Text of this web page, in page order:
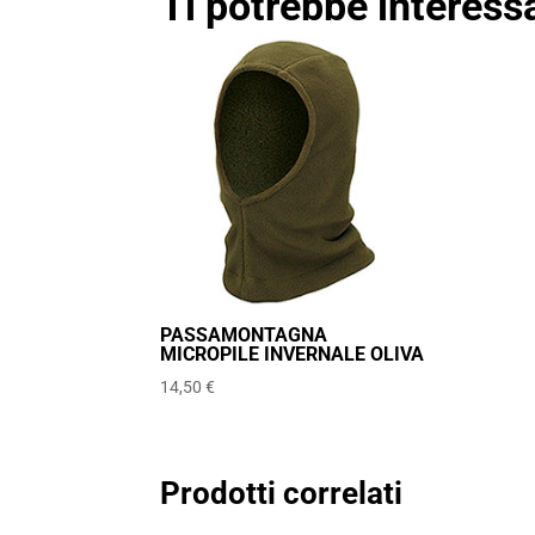
PASSAMONTAGNA
MICROPILE INVERNALE OLIVA
14,50€
Prodotti correlati